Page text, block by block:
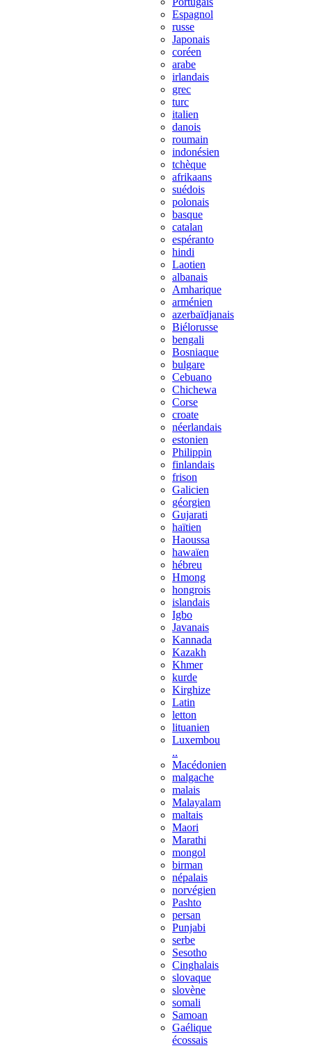
Espagnol
russe
Japonais
coréen
arabe
irlandais
grec
turc
italien
danois
roumain
indonésien
tchèque
afrikaans
suédois
polonais
basque
catalan
espéranto
hindi
Laotien
albanais
Amharique
arménien
azerbaïdjanais
Biélorusse
bengali
Bosniaque
bulgare
Cebuano
Chichewa
Corse
croate
néerlandais
estonien
Philippin
finlandais
frison
Galicien
géorgien
Gujarati
haïtien
Haoussa
hawaïen
hébreu
Hmong
hongrois
islandais
Igbo
Javanais
Kannada
Kazakh
Khmer
kurde
Kirghize
Latin
letton
lituanien
Luxembou
..
Macédonien
malgache
malais
Malayalam
maltais
Maori
Marathi
mongol
birman
népalais
norvégien
Pashto
persan
Punjabi
serbe
Sesotho
Cinghalais
slovaque
slovène
somali
Samoan
Gaélique
écossais